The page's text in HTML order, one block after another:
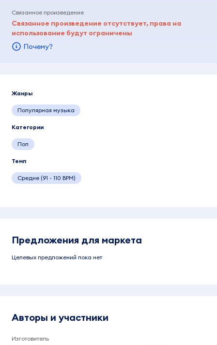
Связанное произведение
Связанное произведение отсутствует, права на
использование будут ограничены
Почему?
Жанры
Популярная музыка
Категории
Поп
Темп
Средне (91 - 110 BPM)
Предложения для маркета
Целевых предложений пока нет
Авторы и участники
Изготовитель